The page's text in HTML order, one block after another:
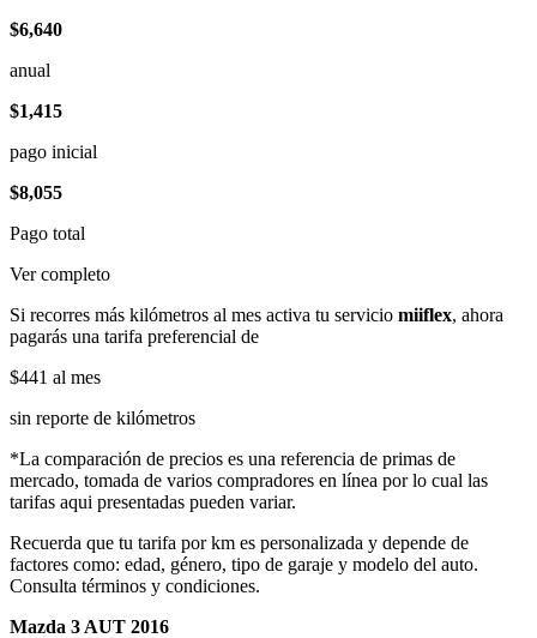
$6,640
anual
$1,415
pago inicial
$8,055
Pago total
Ver completo
Si recorres más kilómetros al mes activa tu servicio miiflex, ahora
pagarás una tarifa preferencial de
$441 al mes
sin reporte de kilómetros
*La comparación de precios es una referencia de primas de
mercado, tomada de varios compradores en línea por lo cual las
tarifas aqui presentadas pueden variar.
Recuerda que tu tarifa por km es personalizada y depende de
factores como: edad, género, tipo de garaje y modelo del auto.
Consulta términos y condiciones.
Mazda 3 AUT 2016